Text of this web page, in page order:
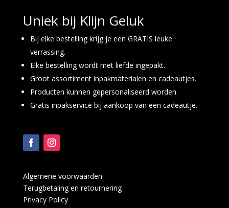
Uniek bij Klijn Geluk
Bij elke bestelling krijg je een GRATIS leuke
verrassing.
Elke bestelling wordt met liefde ingepakt.
Groot assortiment inpakmaterialen en cadeautjes.
Producten kunnen gepersonaliseerd worden.
Gratis inpakservice bij aankoop van een cadeautje.
Algemene voorwaarden
Terugbetaling en retournering
Privacy Policy